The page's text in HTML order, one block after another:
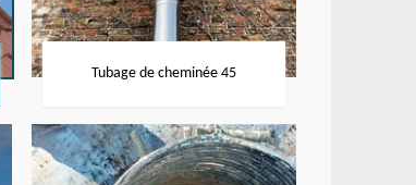
Tubage de cheminée 45